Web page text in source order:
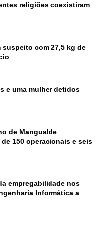
religiões coexistiram
suspeito com 27,5 kg de
e uma mulher detidos
de Mangualde
150 operacionais e seis
empregabilidade nos
Informática a